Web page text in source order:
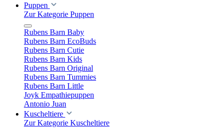
Puppen
Zur Kategorie Puppen
Rubens Barn Baby
Rubens Barn EcoBuds
Rubens Barn Cutie
Rubens Barn Kids
Rubens Barn Original
Rubens Barn Tummies
Rubens Barn Little
Joyk Empathiepuppen
Antonio Juan
Kuscheltiere
Zur Kategorie Kuscheltiere